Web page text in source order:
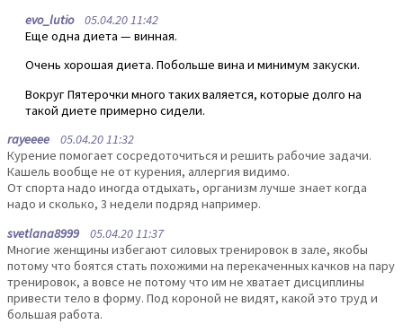
evo_lutio05.04.20 11:42
Еще одна диета — винная.
Очень хорошая диета. Побольше вина и минимум закуски.
Вокруг Пятерочки много таких валяется, которые долго на
такой диете примерно сидели.
rayeeee 05.04.20 11:32
Курение помогает сосредоточиться и решить рабочие задачи.
Кашель вообще не от курения, аллергия видимо.
От спорта надо иногда отдыхать, организм лучше знает когда
надо и сколько, 3 недели подряд например.
svetlana8999 05.04.20 11:37
Многие женщины избегают силовых тренировок в зале, якобы
потому что боятся стать похожими на перекаченных качков на пару
тренировок, а вовсе не потому что им не хватает дисциплины
привести тело в форму. Под короной не видят, какой это труд и
большая работа.